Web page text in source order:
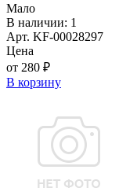
Мало
В наличии: 1
Арт. KF-00028297
Цена
от 280 ₽
В корзину